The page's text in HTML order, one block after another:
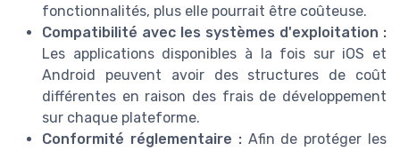
fonctionnalités, plus elle pourrait être coûteuse.
Compatibilité avec les systèmes d'exploitation :
Les applications disponibles à la fois sur iOS et
Android peuvent avoir des structures de coût
différentes en raison des frais de développement
sur chaque plateforme.
Conformité réglementaire :Afin de protéger les